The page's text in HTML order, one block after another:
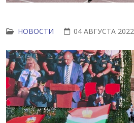
НОВОСТИ 04 АВГУСТА 2022